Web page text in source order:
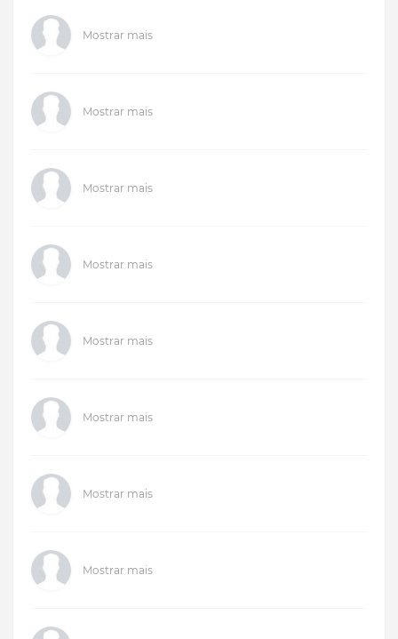
Mostrar mais
Mostrar mais
Mostrar mais
Mostrar mais
Mostrar mais
Mostrar mais
Mostrar mais
Mostrar mais